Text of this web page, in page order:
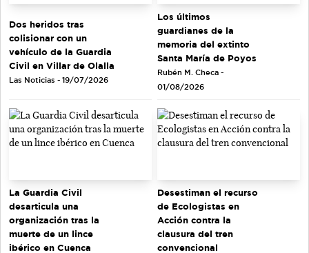
Dos heridos tras
colisionar con un
vehículo de la Guardia
Civil en Villar de Olalla
Las Noticias - 19/07/2026
Los últimos
guardianes de la
memoria del extinto
Santa María de Poyos
Rubén M. Checa -
01/08/2026
La Guardia Civil
desarticula una
organización tras la
muerte de un lince
ibérico en Cuenca
Desestiman el recurso
de Ecologistas en
Acción contra la
clausura del tren
convencional